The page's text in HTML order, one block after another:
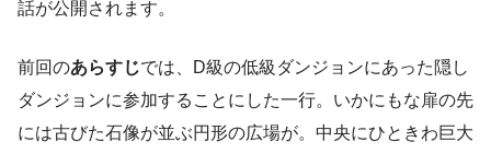
話が公開されます。
前回のあらすじでは、D級の低級ダンジョンにあった隠し
ダンジョンに参加することにした一行。いかにもな扉の先
には古びた石像が並ぶ円形の広場が。中央にひときわ巨大